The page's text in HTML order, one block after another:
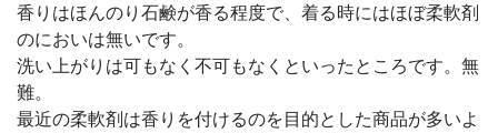
香りはほんのり石鹸が香る程度で、着る時にはほぼ柔軟剤
のにおいは無いです。
洗い上がりは可もなく不可もなくといったところです。無
難。
最近の柔軟剤は香りを付けるのを目的とした商品が多いよ